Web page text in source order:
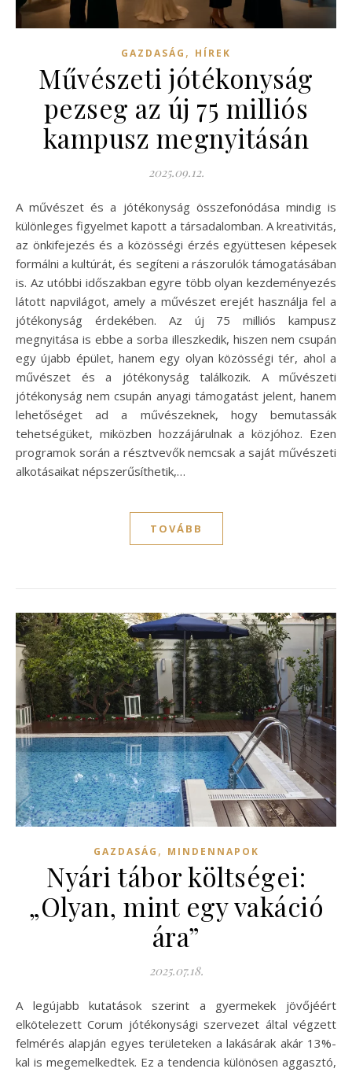
GAZDASÁG , HÍREK
Művészeti jótékonyság
pezseg az új 75 milliós
kampusz megnyitásán
2025.09.12.
A művészet és a jótékonyság összefonódása mindig is
különleges figyelmet kapott a társadalomban. A kreativitás,
az önkifejezés és a közösségi érzés együttesen képesek
formálni a kultúrát, és segíteni a rászorulók támogatásában
is. Az utóbbi időszakban egyre több olyan kezdeményezés
látott napvilágot, amely a művészet erejét használja fel a
jótékonyság érdekében. Az új 75 milliós kampusz
megnyitása is ebbe a sorba illeszkedik, hiszen nem csupán
egy újabb épület, hanem egy olyan közösségi tér, ahol a
művészet és a jótékonyság találkozik. A művészeti
jótékonyság nem csupán anyagi támogatást jelent, hanem
lehetőséget ad a művészeknek, hogy bemutassák
tehetségüket, miközben hozzájárulnak a közjóhoz. Ezen
programok során a résztvevők nemcsak a saját művészeti
alkotásaikat népszerűsíthetik,…
TOVÁBB
GAZDASÁG , MINDENNAPOK
Nyári tábor költségei:
„Olyan, mint egy vakáció
ára”
2025.07.18.
A legújabb kutatások szerint a gyermekek jövőjéért
elkötelezett Corum jótékonysági szervezet által végzett
felmérés alapján egyes területeken a lakásárak akár 13%-
kal is megemelkedtek. Ez a tendencia különösen aggasztó,